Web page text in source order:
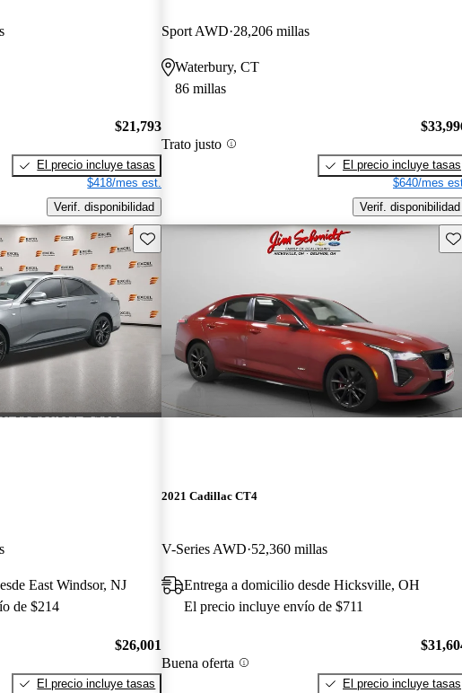
$21,793
El precio incluye tasas
$418/mes est.
Verif. disponibilidad
Sport AWD 28,206 millas
Waterbury, CT
86 millas
Trato justo
El precio incluye tasas
$640/mes
Verif. disponibilidad
Guarda este Aviso
East Windsor, NJ
de $214
$26,001
El precio incluye tasas
2021 Cadillac CT4
V-Series AWD 52,360 millas
Entrega a domicilio desde Hicksville, OH
El precio incluye envío de $711
Buena oferta
El precio incluye tasas